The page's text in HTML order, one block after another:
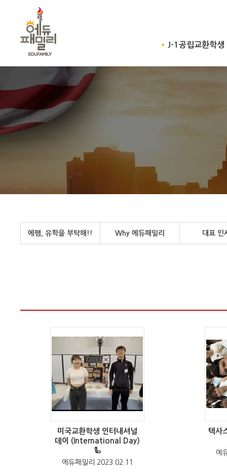
J-1공립교환학생
에팸, 유학을 부탁해!! Why 에듀패밀리 대표 인
미국교환학생 인터내셔널
데이 (International Day)
🦾
에듀패밀리 2023.02.11
텍사
에